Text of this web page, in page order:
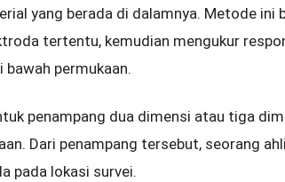
yang berada di dalamnya. Metode ini
tertentu, kemudian mengukur
permukaan.
penampang dua dimensi atau tiga
Dari penampang tersebut, seorang
pada lokasi survei.